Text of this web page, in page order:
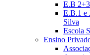
E.B
E.B.1 e
Silva
Escola
Ensino